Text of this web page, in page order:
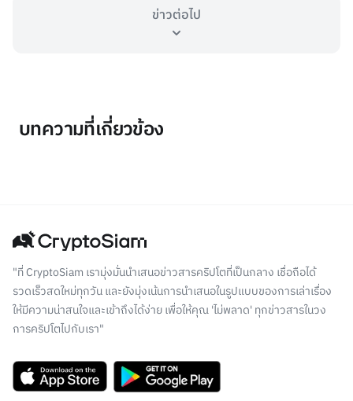
ข่าวต่อไป
บทความที่เกี่ยวข้อง
"ที่ CryptoSiam เรามุ่งมั่นนำเสนอข่าวสารคริปโตที่เป็นกลาง เชื่อถือได้
รวดเร็วสดใหม่ทุกวัน และยังมุ่งเน้นการนำเสนอในรูปแบบของการเล่าเรื่อง
ให้มีความน่าสนใจและเข้าถึงได้ง่าย เพื่อให้คุณ 'ไม่พลาด' ทุกข่าวสารในวง
การคริปโตไปกับเรา"